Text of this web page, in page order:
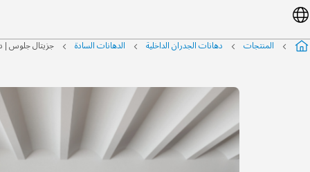
المنتجات دهانات الجدران الداخلية الدهانات السادة جزيتال جلوس |
التخطي
إلى
نهاية
معرض
الصور